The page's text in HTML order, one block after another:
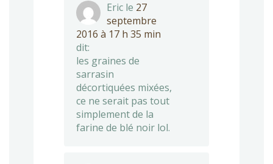
Eric le 27
septembre
2016 à 17 h 35 min
dit:
les graines de
sarrasin
décortiquées mixées,
ce ne serait pas tout
simplement de la
farine de blé noir lol.